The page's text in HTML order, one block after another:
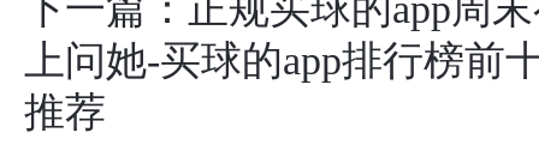
下一篇： 正规买球的app周
上问她-买球的app排行榜前
推荐